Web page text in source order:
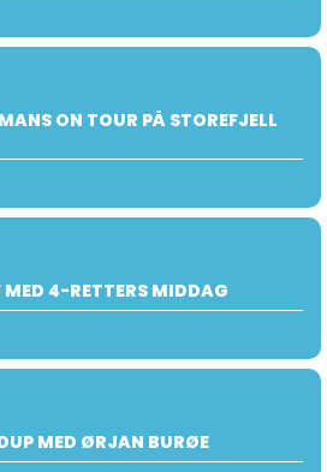
ON TOUR PÅ STOREFJELL
MED 4-RETTERS MIDDAG
MED ØRJAN BURØE